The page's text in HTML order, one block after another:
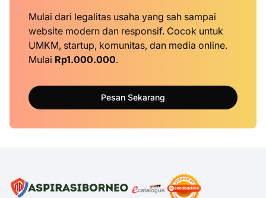
Mulai dari legalitas usaha yang sah sampai
website modern dan responsif. Cocok untuk
UMKM, startup, komunitas, dan media online.
Mulai Rp1.000.000.
Pesan Sekarang